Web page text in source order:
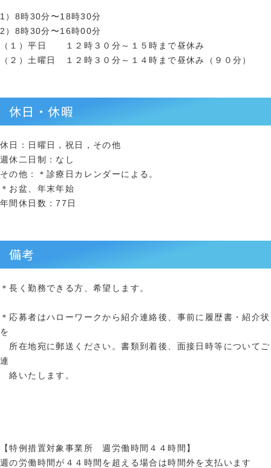
1）8時30分〜18時30分
2）8時30分〜16時00分
（１）平日 １２時３０分～１５時まで昼休み
（２）土曜日 １２時３０分～１４時まで昼休み（９０分）
休日・休暇
休日：日曜日，祝日，その他
週休二日制：なし
その他：＊診療日カレンダーによる。
＊お盆、年末年始
年間休日数：77日
備考
＊長く勤務できる方、希望します。
＊応募者はハローワークから紹介連絡後、事前に履歴書・紹介状
を
所在地宛に郵送ください。書類到着後、面接日時等についてご
連
絡いたします。
【特例措置対象事業所 週労働時間４４時間】
週の労働時間が４４時間を超える場合は時間外を支払います